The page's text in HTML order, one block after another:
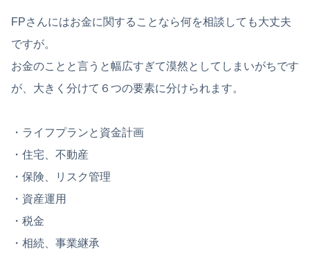
FPさんにはお金に関することなら何を相談しても大丈夫
ですが。
お金のことと言うと幅広すぎて漠然としてしまいがちです
が、大きく分けて６つの要素に分けられます。
・ライフプランと資金計画
・住宅、不動産
・保険、リスク管理
・資産運用
・税金
・相続、事業継承